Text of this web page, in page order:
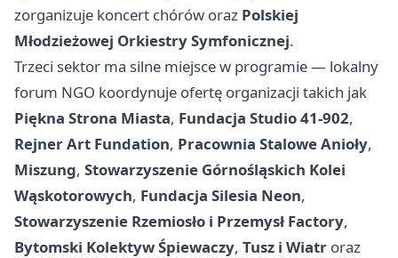
zorganizuje koncert chórów oraz Polskiej
Młodzieżowej Orkiestry Symfonicznej.
Trzeci sektor ma silne miejsce w programie — lokalny
forum NGO koordynuje ofertę organizacji takich jak
Piękna Strona Miasta, Fundacja Studio 41-902,
Rejner Art Fundation, Pracownia Stalowe Anioły,
Miszung, Stowarzyszenie Górnośląskich Kolei
Wąskotorowych, Fundacja Silesia Neon,
Stowarzyszenie Rzemiosło i Przemysł Factory,
Bytomski Kolektyw Śpiewaczy, Tusz i Wiatr oraz